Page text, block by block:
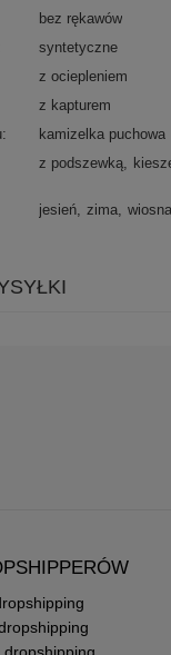
bez rękawów
syntetyczne
z ociepleniem
z kapturem
kamizelka puchowa
z podszewką
jesień zima wiosna